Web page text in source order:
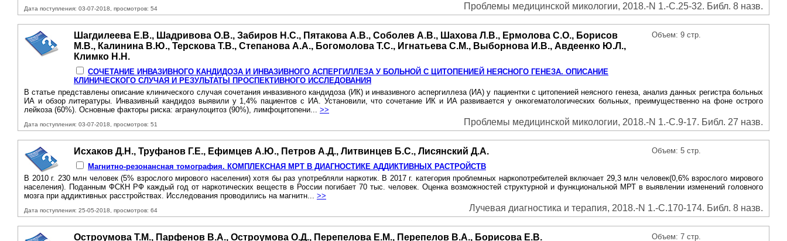
Дата поступления: 03-07-2018, просмотров: 54 Проблемы медицинской микологии, 2018.-N 1.-С.25-32. Библ. 8 назв.
Шагдилеева Е.В., Шадривова О.В., Забиров Н.С., Пятакова А.В., Соболев А.В., Шахова Л.В., Ермолова С.О., Борисов
М.В., Калинина В.Ю., Терскова Т.В., Степанова А.А., Богомолова Т.С., Игнатьева С.М., Выборнова И.В., Авдеенко Ю.Л.,
Климко Н.Н.
СОЧЕТАНИЕ ИНВАЗИВНОГО КАНДИДОЗА И ИНВАЗИВНОГО АСПЕРГИЛЛЕЗА У БОЛЬНОЙ С ЦИТОПЕНИЕЙ НЕЯСНОГО ГЕНЕЗА. ОПИСАНИЕ
КЛИНИЧЕСКОГО СЛУЧАЯ И РЕЗУЛЬТАТЫ ПРОСПЕКТИВНОГО ИССЛЕДОВАНИЯ
Объем: 9 стр.
В статье представлены описание клинического случая сочетания инвазивного кандидоза (ИК) и инвазивного аспергиллеза (ИА) у пациентки с цитопенией неясного генеза, анализ данных регистра больных
ИА и обзор литературы. Инвазивный кандидоз выявили у 1,4% пациентов с ИА. Установили, что сочетание ИК и ИА развивается у онкогематологических больных, преимущественно на фоне острого
лейкоза (60%). Основные факторы риска: агранулоцитоз (90%), лимфоцитопени... >>
Дата поступления: 03-07-2018, просмотров: 51 Проблемы медицинской микологии, 2018.-N 1.-С.9-17. Библ. 27 назв.
Исхаков Д.Н., Труфанов Г.Е., Ефимцев А.Ю., Петров А.Д., Литвинцев Б.С., Лисянский Д.А.
Магнитно-резонансная томография. КОМПЛЕКСНАЯ МРТ В ДИАГНОСТИКЕ АДДИКТИВНЫХ РАСТРОЙСТВ
Объем: 5 стр.
В 2010 г. 230 млн человек (5% взрослого мирового населения) хотя бы раз употребляли наркотик. В 2017 г. категория проблемных наркопотребителей включает 29,3 млн человек(0,6% взрослого мирового
населения). Поданным ФСКН РФ каждый год от наркотических веществ в России погибает 70 тыс. человек. Оценка возможностей структурной и функциональной МРТ в выявлении изменений головного
мозга при аддиктивных расстройствах. Исследования проводились на магнитн... >>
Дата поступления: 25-05-2018, просмотров: 64 Лучевая диагностика и терапия, 2018.-N 1.-С.170-174. Библ. 8 назв.
Остроумова Т.М., Парфенов В.А., Остроумова О.Д., Перепелова Е.М., Перепелов В.А., Борисова Е.В. Объем: 7 стр.